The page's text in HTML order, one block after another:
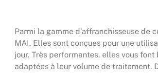
Parmi la gamme d’affranchisseuse de
MAI. Elles sont conçues pour une
jour. Très performantes, elles vous
adaptées à leur volume de traitement.